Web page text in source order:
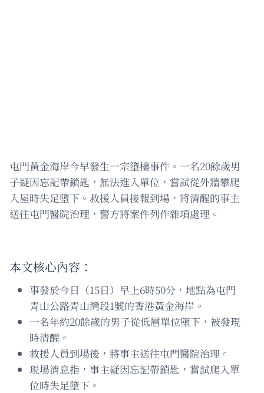
屯門黃金海岸今早發生一宗墮樓事件。一名20餘歲男
子疑因忘記帶鎖匙，無法進入單位，嘗試從外牆攀爬
入屋時失足墮下。救援人員接報到場，將清醒的事主
送往屯門醫院治理，警方將案件列作雜項處理。
本文核心內容：
事發於今日（15日）早上6時50分，地點為屯門
青山公路青山灣段1號的香港黃金海岸。
一名年約20餘歲的男子從低層單位墮下，被發現
時清醒。
救援人員到場後，將事主送往屯門醫院治理。
現場消息指，事主疑因忘記帶鎖匙，嘗試爬入單
位時失足墮下。